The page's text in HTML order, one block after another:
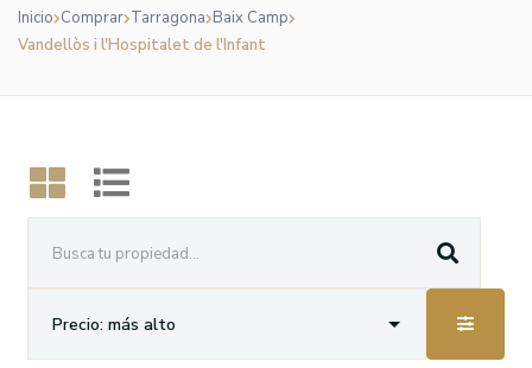
Inicio Comprar Tarragona Baix Camp
Vandellòs i l'Hospitalet de l'Infant